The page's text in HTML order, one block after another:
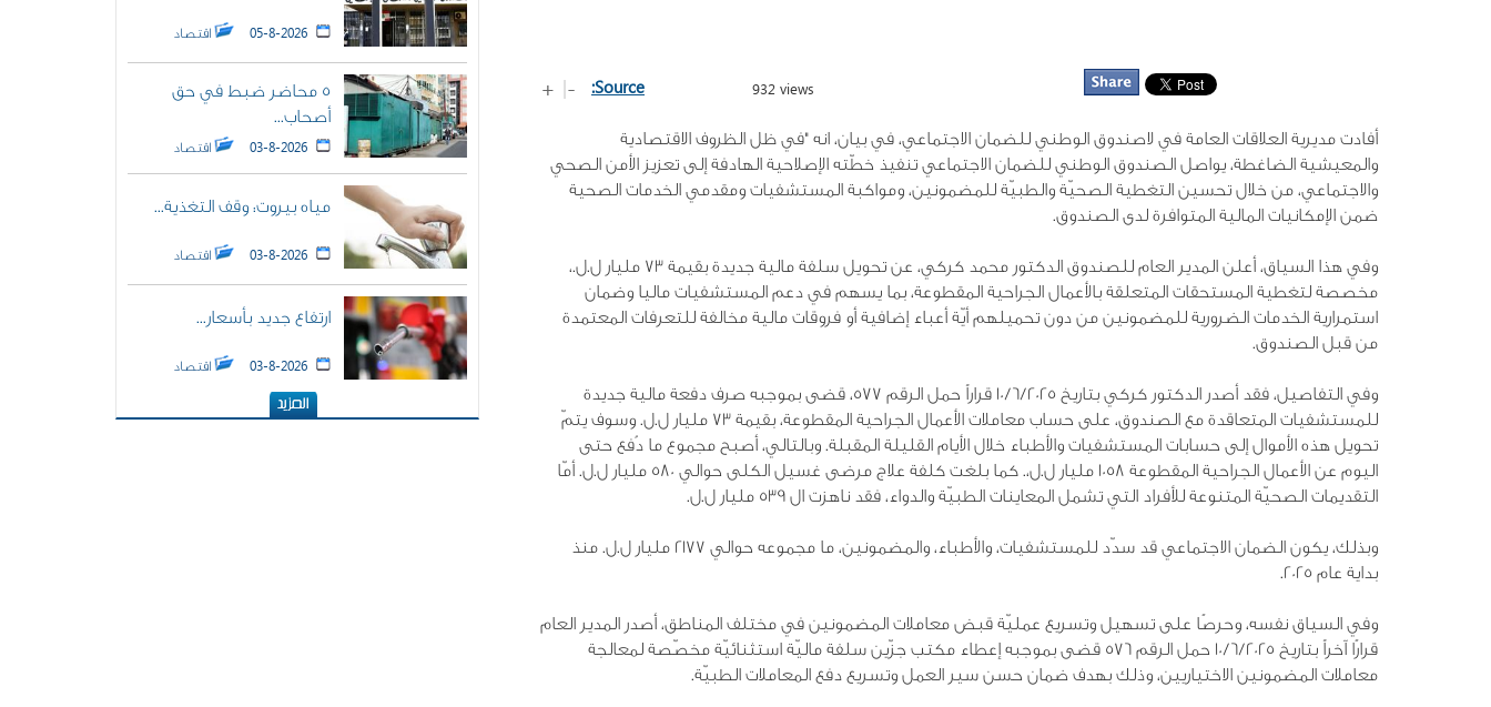
932 views
Source:
-
|
+
أفادت مديرية العلاقات العامة في لاصندوق الوطني للضمان الاجتماعي، في بيان، انه "في ظل الظروف الاقتصادية
والمعيشية الضاغطة، يواصل الصندوق الوطني للضمان الاجتماعي تنفيذ خطّته الإصلاحية الهادفة إلى تعزيز الأمن الصحي
والاجتماعي، من خلال تحسين التغطية الصحيّة والطبيّة للمضمونين، ومواكبة المستشفيات ومقدمي الخدمات الصحية
ضمن الإمكانيات المالية المتوافرة لدى الصندوق.
وفي هذا السياق، أعلن المدير العام للصندوق الدكتور محمد كركي، عن تحويل سلفة مالية جديدة بقيمة 73 مليار ل.ل.،
مخصصة لتغطية المستحقات المتعلقة بالأعمال الجراحية المقطوعة، بما يسهم في دعم المستشفيات ماليا وضمان
استمرارية الخدمات الضرورية للمضمونين من دون تحميلهم أيّة أعباء إضافية أو فروقات مالية مخالفة للتعرفات المعتمدة
من قبل الصندوق.
وفي التفاصيل، فقد أصدر الدكتور كركي بتاريخ 10/6/2025 قراراً حمل الرقم 577، قضى بموجبه صرف دفعة مالية جديدة
للمستشفيات المتعاقدة مع الصندوق، على حساب معاملات الأعمال الجراحية المقطوعة، بقيمة 73 مليار ل.ل. وسوف يتمّ
تحويل هذه الأموال إلى حسابات المستشفيات والأطباء خلال الأيام القليلة المقبلة. وبالتالي، أصبح مجموع ما دُفع حتى
اليوم عن الأعمال الجراحية المقطوعة 1058 مليار ل.ل،. كما بلغت كلفة علاج مرضى غسيل الكلى حوالي 580 مليار ل.ل. أمّا
التقديمات الصحيّة المتنوعة للأفراد التي تشمل المعاينات الطبيّة والدواء، فقد ناهزت ال 539 مليار ل.ل.
وبذلك، يكون الضمان الاجتماعي قد سدّد للمستشفيات، والأطباء، والمضمونين، ما مجموعه حوالي 2177 مليار ل.ل. منذ
بداية عام 2025.
وفي السياق نفسه، وحرصًا على تسهيل وتسريع عمليّة قبض معاملات المضمونين في مختلف المناطق، أصدر المدير العام
قرارًا آخراً بتاريخ 10/6/2025 حمل الرقم 576 قضى بموجبه إعطاء مكتب جزّين سلفة ماليّة استثنائيّة مخصّصة لمعالجة
معاملات المضمونين الاختياريين، وذلك بهدف ضمان حسن سير العمل وتسريع دفع المعاملات الطبيّة.
05-8-2026 اقتصاد
5 محاضر ضبط في حق
أصحاب...
03-8-2026 اقتصاد
مياه بيروت: وقف التغذية...
03-8-2026 اقتصاد
ارتفاع جديد بأسعار...
03-8-2026 اقتصاد